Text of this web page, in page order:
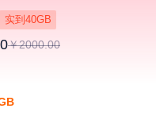
实到40GB
￥2000.00